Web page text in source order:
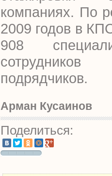
компаниях. По
2009 годов в
908
подрядчиков.
Арман Кусаинов
Поделиться: